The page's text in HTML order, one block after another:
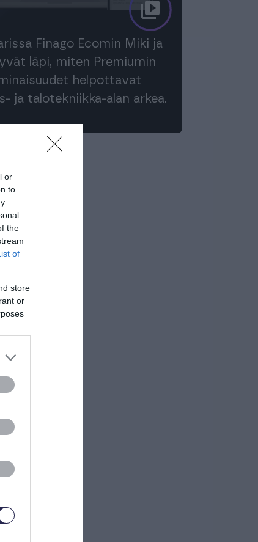
or
to
the
of
store
or
Finago Ecomin Miki ja
läpi, miten Premiumin
helpottavat
ja talotekniikka-alan arkea.